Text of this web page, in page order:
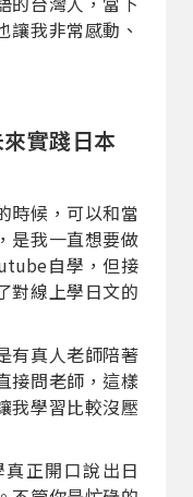
讓我非常感動、
實踐日本
時候，可以和當
是我一直想要做
自學，但接
對線上學日文的
有真人老師陪著
接問老師，這樣
我學習比較沒壓
正開口說出日